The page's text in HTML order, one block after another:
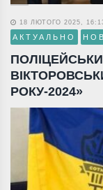
18 ЛЮТОГО 2025,
АКТУАЛЬНО
РОКУ-2024»